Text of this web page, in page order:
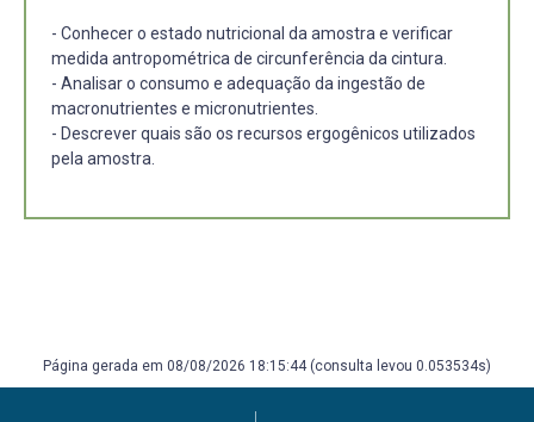
- Conhecer o estado nutricional da amostra e verificar
medida antropométrica de circunferência da cintura.
- Analisar o consumo e adequação da ingestão de
macronutrientes e micronutrientes.
- Descrever quais são os recursos ergogênicos utilizados
pela amostra.
Página gerada em 08/08/2026 18:15:44 (consulta levou 0.053534s)